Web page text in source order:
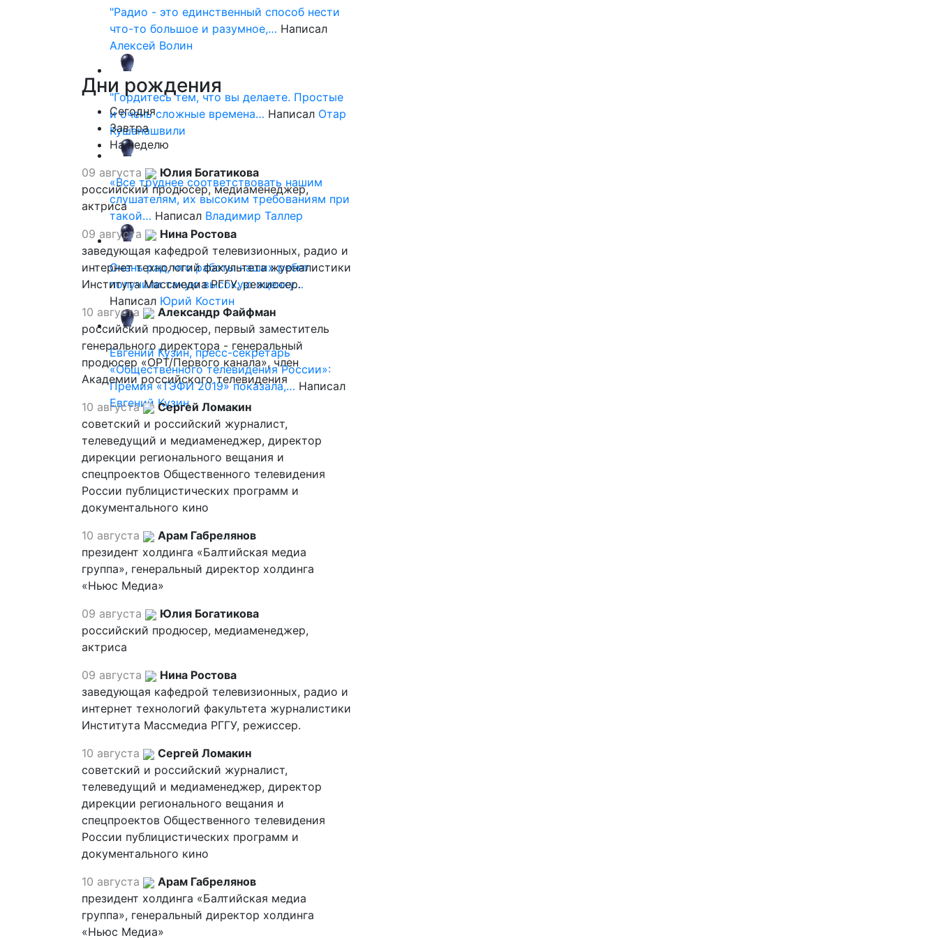
"Радио - это единственный способ нести
что-то большое и разумное,… Написал
Алексей Волин
"Гордитесь тем, что вы делаете. Простые
и очень сложные времена… Написал Отар
Кушанашвили
«Все труднее соответствовать нашим
слушателям, их высоким требованиям при
такой… Написал Владимир Таллер
Очень рад, что работы наших ребят
получили такую высокую оценку…
Написал Юрий Костин
Евгений Кузин, пресс-секретарь
«Общественного телевидения России»:
Премия «ТЭФИ 2019» показала,… Написал
Евгений Кузин
Дни рождения
Сегодня
Завтра
На неделю
09 августа
Юлия Богатикова
российский продюсер, медиаменеджер,
актриса
09 августа
Нина Ростова
заведующая кафедрой телевизионных, радио и
интернет технологий факультета журналистики
Института Массмедиа РГГУ, режиссер.
10 августа
Александр Файфман
российский продюсер, первый заместитель
генерального директора - генеральный
продюсер «ОРТ/Первого канала», член
Академии российского телевидения
10 августа
Сергей Ломакин
советский и российский журналист,
телеведущий и медиаменеджер, директор
дирекции регионального вещания и
спецпроектов Общественного телевидения
России публицистических программ и
документального кино
10 августа
Арам Габрелянов
президент холдинга «Балтийская медиа
группа», генеральный директор холдинга
«Ньюс Медиа»
09 августа
Юлия Богатикова
российский продюсер, медиаменеджер,
актриса
09 августа
Нина Ростова
заведующая кафедрой телевизионных, радио и
интернет технологий факультета журналистики
Института Массмедиа РГГУ, режиссер.
10 августа
Сергей Ломакин
советский и российский журналист,
телеведущий и медиаменеджер, директор
дирекции регионального вещания и
спецпроектов Общественного телевидения
России публицистических программ и
документального кино
10 августа
Арам Габрелянов
президент холдинга «Балтийская медиа
группа», генеральный директор холдинга
«Ньюс Медиа»